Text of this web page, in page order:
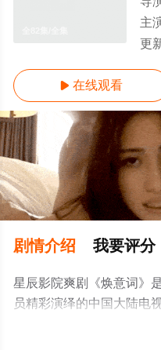
主
更
 在线观看
剧情介绍 我要评分
星辰影院爽剧《焕意词》
员精彩演绎的中国大陆电
集），手机免费观看高清